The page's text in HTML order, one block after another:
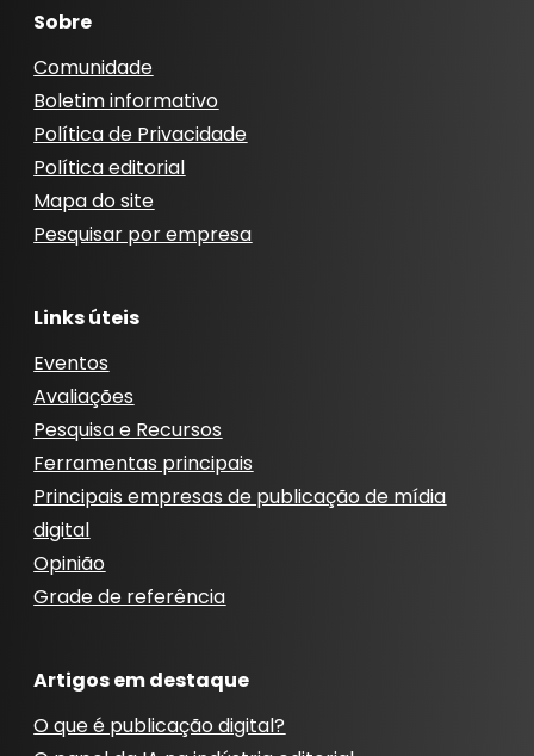
Sobre
Comunidade
Boletim informativo
Política de Privacidade
Política editorial
Mapa do site
Pesquisar por empresa
Links úteis
Eventos
Avaliações
Pesquisa e Recursos
Ferramentas principais
Principais empresas de publicação de mídia
digital
Opinião
Grade de referência
Artigos em destaque
O que é publicação digital?